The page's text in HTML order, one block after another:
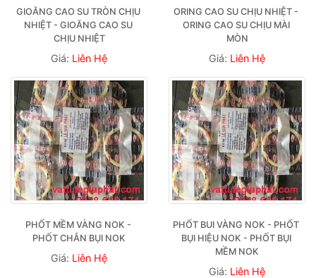
GIOĂNG CAO SU TRÒN CHỊU
NHIỆT - GIOĂNG CAO SU
CHỊU NHIỆT
Giá: Liên Hệ
ORING CAO SU CHỊU NHIỆT -
ORING CAO SU CHỊU MÀI
MÒN
Giá: Liên Hệ
PHỐT MỀM VÀNG NOK -
PHỐT CHẮN BỤI NOK
Giá: Liên Hệ
PHỐT BUI VÀNG NOK - PHỐT
BỤI HIỆU NOK - PHỐT BỤI
MỀM NOK
Giá: Liên Hệ